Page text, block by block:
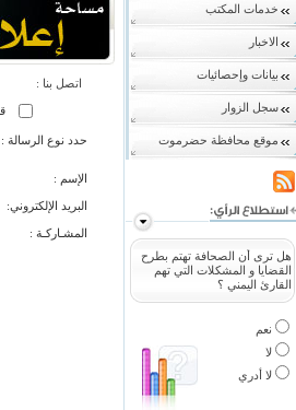
خدمات المكتب
الاخبار
بيانات وإحصائيات
سجل الزوار
موقع محافظة حضرموت
هل ترى أن الصحافة تهتم بطرح
القضايا و المشكلات التي تهم
القارئ اليمني ؟
نعم
لا
لا أدري
اتصل بنا :
حدد نوع الرسالة :
الإسم :
البريد الإلكتروني:
المشـاركـة :